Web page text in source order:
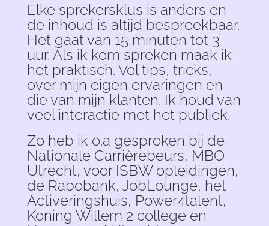
Elke sprekersklus is anders en
de inhoud is altijd bespreekbaar.
Het gaat van 15 minuten tot 3
uur. Als ik kom spreken maak ik
het praktisch. Vol tips, tricks,
over mijn eigen ervaringen en
die van mijn klanten. Ik houd van
veel interactie met het publiek.
Zo heb ik o.a gesproken bij de
Nationale Carrièrebeurs, MBO
Utrecht, voor ISBW opleidingen,
de Rabobank, JobLounge, het
Activeringshuis, Power4talent,
Koning Willem 2 college en